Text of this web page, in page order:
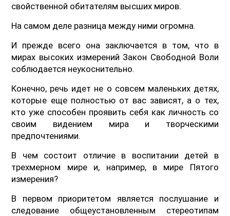
свойственной обитателям высших миров.
На самом деле разница между ними огромна.
И прежде всего она заключается в том, что в
мирах высоких измерений Закон Свободной Воли
соблюдается неукоснительно.
Конечно, речь идет не о совсем маленьких детях,
которые еще полностью от вас зависят, а о тех,
кто уже способен проявить себя как личность со
своим видением мира и творческими
предпочтениями.
В чем состоит отличие в воспитании детей в
трехмерном мире и, например, в мире Пятого
измерения?
В первом приоритетом является послушание и
следование общеустановленным стереотипам